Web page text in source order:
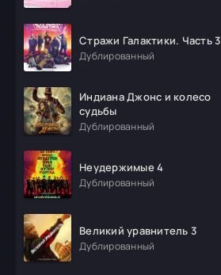
Стражи Галактики. Часть 3
Дублированный
Индиана Джонс и колесо
судьбы
Дублированный
Неудержимые 4
Дублированный
Великий уравнитель 3
Дублированный